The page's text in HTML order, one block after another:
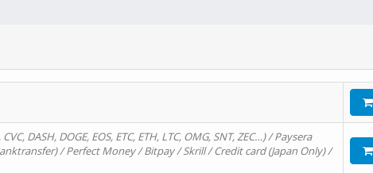
DASH, DOGE, EOS, ETC, ETH, LTC, OMG, SNT, ZEC…) / Paysera
/ Perfect Money / Bitpay / Skrill / Credit card (Japan Only) /